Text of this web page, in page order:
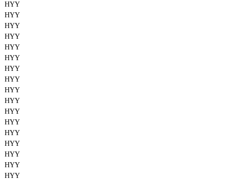
HYY
HYY
HYY
HYY
HYY
HYY
HYY
HYY
HYY
HYY
HYY
HYY
HYY
HYY
HYY
HYY
HYY